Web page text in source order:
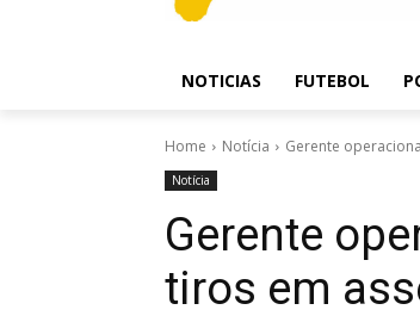
NOTICIAS FUTEBOL
Home Notícia Gerente
Notícia
Gerente
tiros em